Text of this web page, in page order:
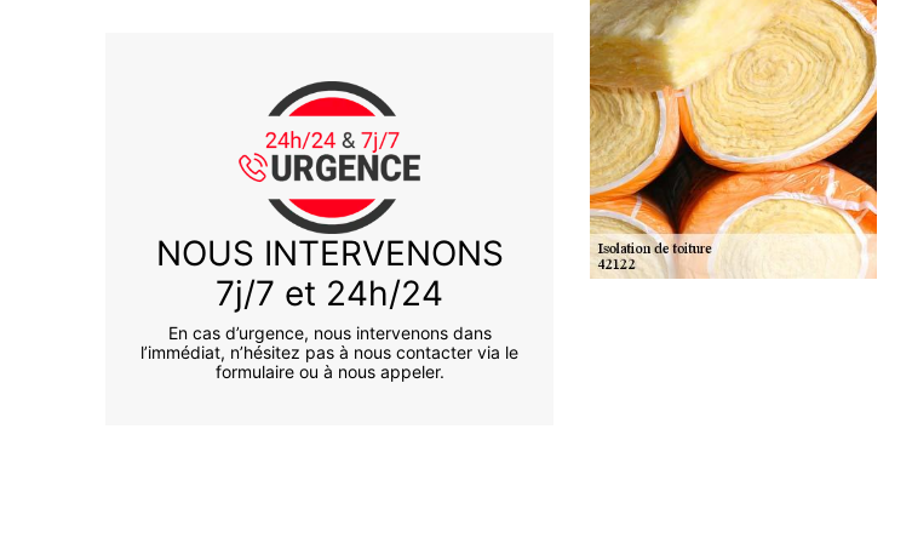
NOUS INTERVENONS
7j/7 et 24h/24
En cas d’urgence, nous intervenons dans
l’immédiat, n’hésitez pas à nous contacter via le
formulaire ou à nous appeler.